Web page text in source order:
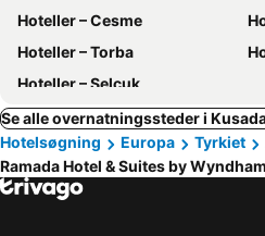
Hoteller – Cesme
Hoteller – Torba
Hoteller – Selçuk
Se alle overnatningssteder i
Hotelsøgning
Europa Tyrkiet
Ramada Hotel & Suites by